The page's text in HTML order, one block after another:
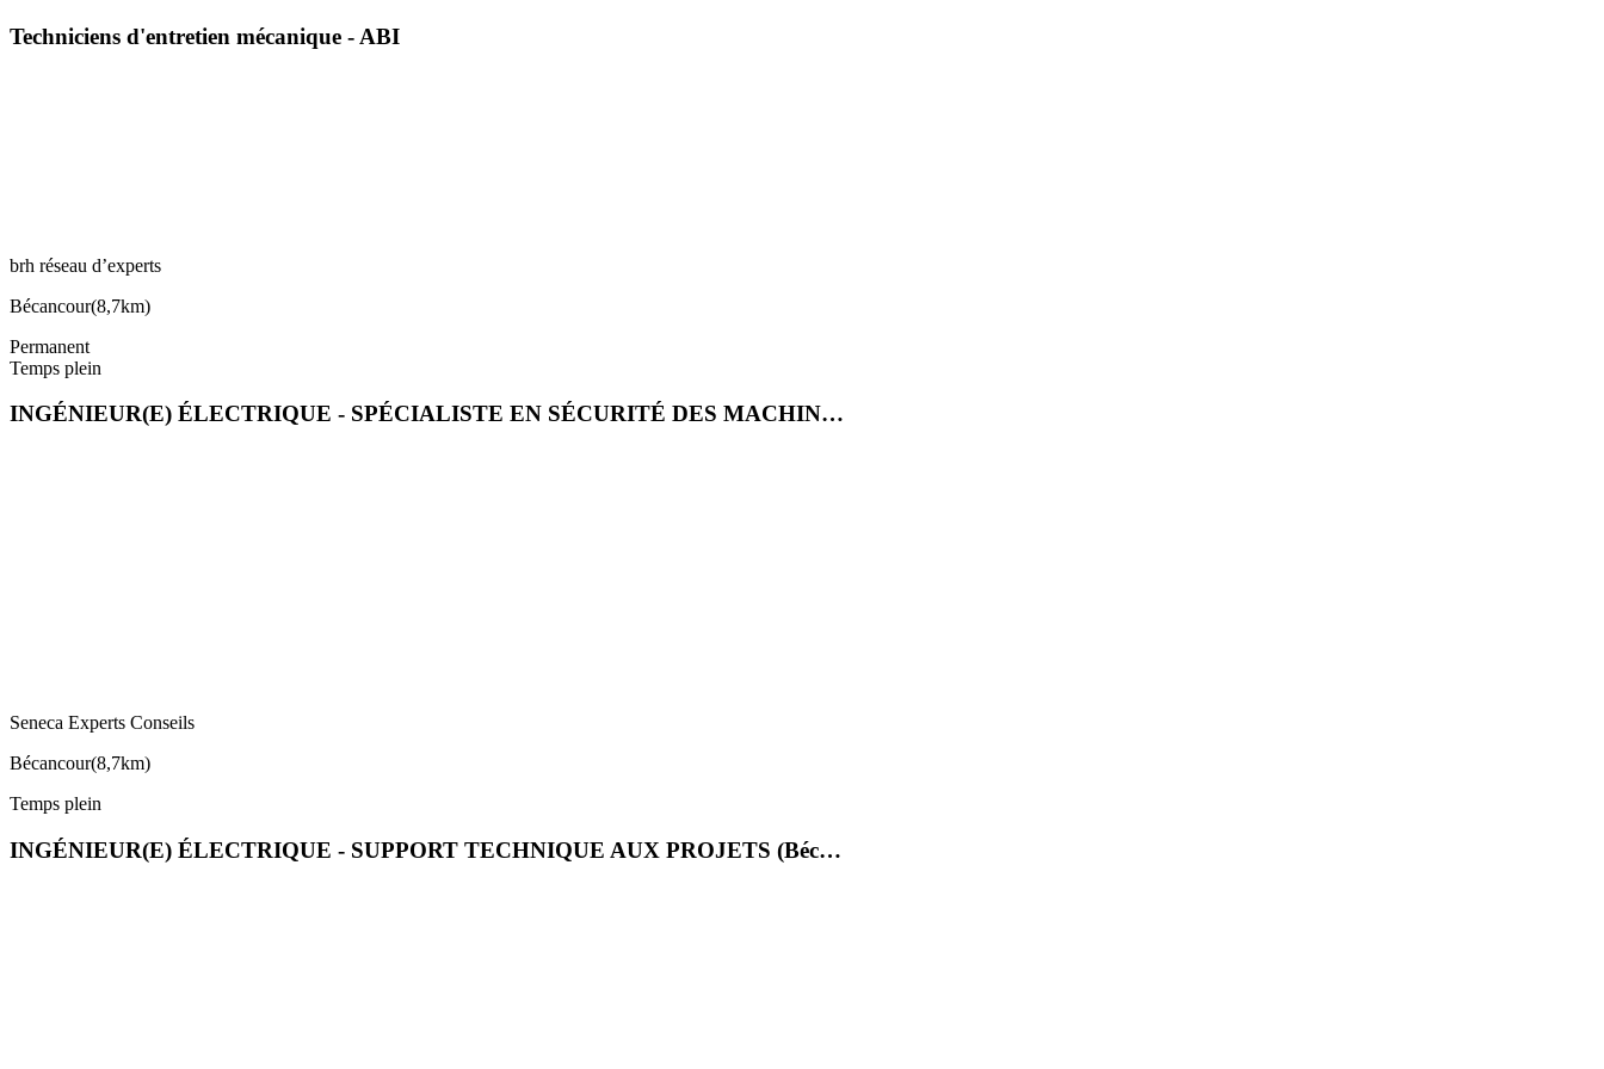
Techniciens d'entretien mécanique - ABI
brh réseau d’experts
Bécancour(8,7km)
Permanent
Temps plein
INGÉNIEUR(E) ÉLECTRIQUE - SPÉCIALISTE EN SÉCURITÉ DES MACHIN…
Seneca Experts Conseils
Bécancour(8,7km)
Temps plein
INGÉNIEUR(E) ÉLECTRIQUE - SUPPORT TECHNIQUE AUX PROJETS (Béc…